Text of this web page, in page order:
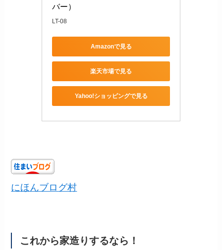
バー）
LT-08
Amazonで見る
楽天市場で見る
Yahoo!ショッピングで見る
にほんブログ村
これから家造りするなら！